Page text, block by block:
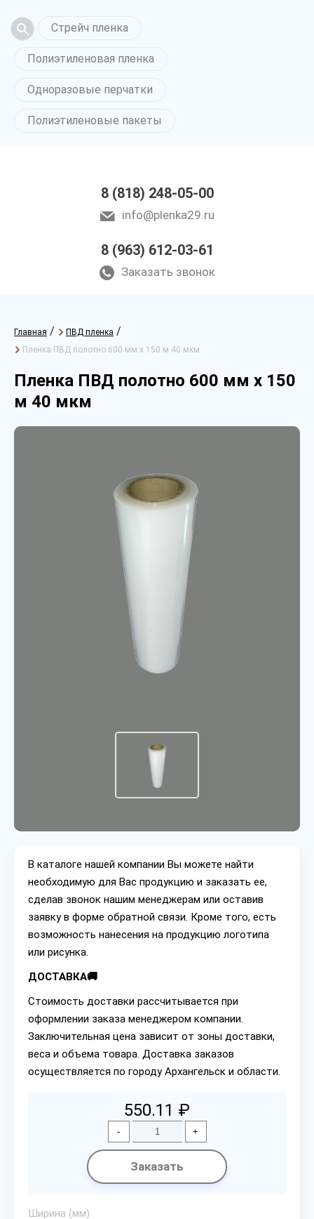
Стрейч пленка
Полиэтиленовая пленка
Одноразовые перчатки
Полиэтиленовые пакеты
8 (818) 248-05-00
info@plenka29.ru
8 (963) 612-03-61
Заказать звонок
Главная / ПВД пленка /
Пленка ПВД полотно 600 мм х 150 м 40 мкм
Пленка ПВД полотно 600 мм х 150
м 40 мкм
В каталоге нашей компании Вы можете найти
необходимую для Вас продукцию и заказать ее,
сделав звонок нашим менеджерам или оставив
заявку в форме обратной связи. Кроме того, есть
возможность нанесения на продукцию логотипа
или рисунка.
ДОСТАВКА🚚
Стоимость доставки рассчитывается при
оформлении заказа менеджером компании.
Заключительная цена зависит от зоны доставки,
веса и объема товара. Доставка заказов
осуществляется по городу Архангельск и области.
550.11 ₽
- +
Заказать
Ширина (мм)